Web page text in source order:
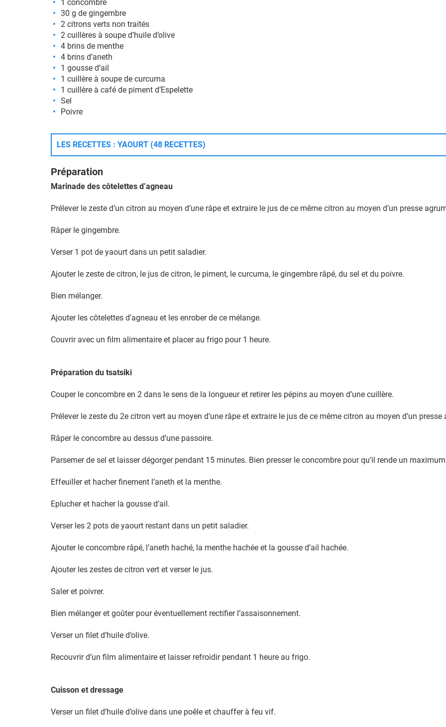
1 concombre
30 g de gingembre
2 citrons verts non traités
2 cuillères à soupe d’huile d’olive
4 brins de menthe
4 brins d’aneth
1 gousse d’ail
1 cuillère à soupe de curcuma
1 cuillère à café de piment d’Espelette
Sel
Poivre
LES RECETTES : YAOURT (48 RECETTES)
Préparation
Marinade des côtelettes d’agneau
Prélever le zeste d’un citron au moyen d’une râpe et extraire le jus de ce même citron au moyen d’un presse
Râper le gingembre.
Verser 1 pot de yaourt dans un petit saladier.
Ajouter le zeste de citron, le jus de citron, le piment, le curcuma, le gingembre râpé, du sel et du poivre.
Bien mélanger.
Ajouter les côtelettes d’agneau et les enrober de ce mélange.
Couvrir avec un film alimentaire et placer au frigo pour 1 heure.
Préparation du tsatsiki
Couper le concombre en 2 dans le sens de la longueur et retirer les pépins au moyen d’une cuillère.
Prélever le zeste du 2e citron vert au moyen d’une râpe et extraire le jus de ce même citron au moyen d’un presse
Râper le concombre au dessus d’une passoire.
Parsemer de sel et laisser dégorger pendant 15 minutes. Bien presser le concombre pour qu’il rende un maximum
Effeuiller et hacher finement l’aneth et la menthe.
Eplucher et hacher la gousse d’ail.
Verser les 2 pots de yaourt restant dans un petit saladier.
Ajouter le concombre râpé, l’aneth haché, la menthe hachée et la gousse d’ail hachée.
Ajouter les zestes de citron vert et verser le jus.
Saler et poivrer.
Bien mélanger et goûter pour éventuellement rectifier l’assaisonnement.
Verser un filet d’huile d’olive.
Recouvrir d’un film alimentaire et laisser refroidir pendant 1 heure au frigo.
Cuisson et dressage
Verser un filet d’huile d’olive dans une poêle et chauffer à feu vif.